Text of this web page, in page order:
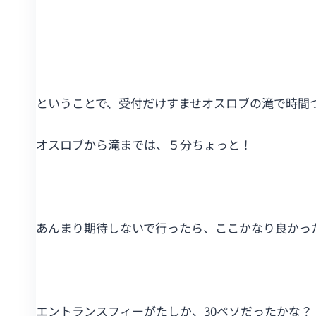
ということで、受付だけすませオスロブの滝で時間
オスロブから滝までは、５分ちょっと！
あんまり期待しないで行ったら、ここかなり良かっ
エントランスフィーがたしか、30ペソだったかな？